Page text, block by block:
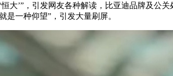
’”，引发网友各种解读，比亚迪品牌及公
一种仰望”，引发大量刷屏。